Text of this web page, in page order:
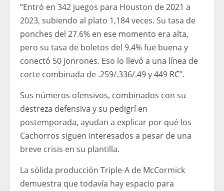
“Entró en 342 juegos para Houston de 2021 a
2023, subiendo al plato 1,184 veces. Su tasa de
ponches del 27.6% en ese momento era alta,
pero su tasa de boletos del 9.4% fue buena y
conectó 50 jonrones. Eso lo llevó a una línea de
corte combinada de .259/.336/.49 y 449 RC”.
Sus números ofensivos, combinados con su
destreza defensiva y su pedigrí en
postemporada, ayudan a explicar por qué los
Cachorros siguen interesados ​​a pesar de una
breve crisis en su plantilla.
La sólida producción Triple-A de McCormick
demuestra que todavía hay espacio para